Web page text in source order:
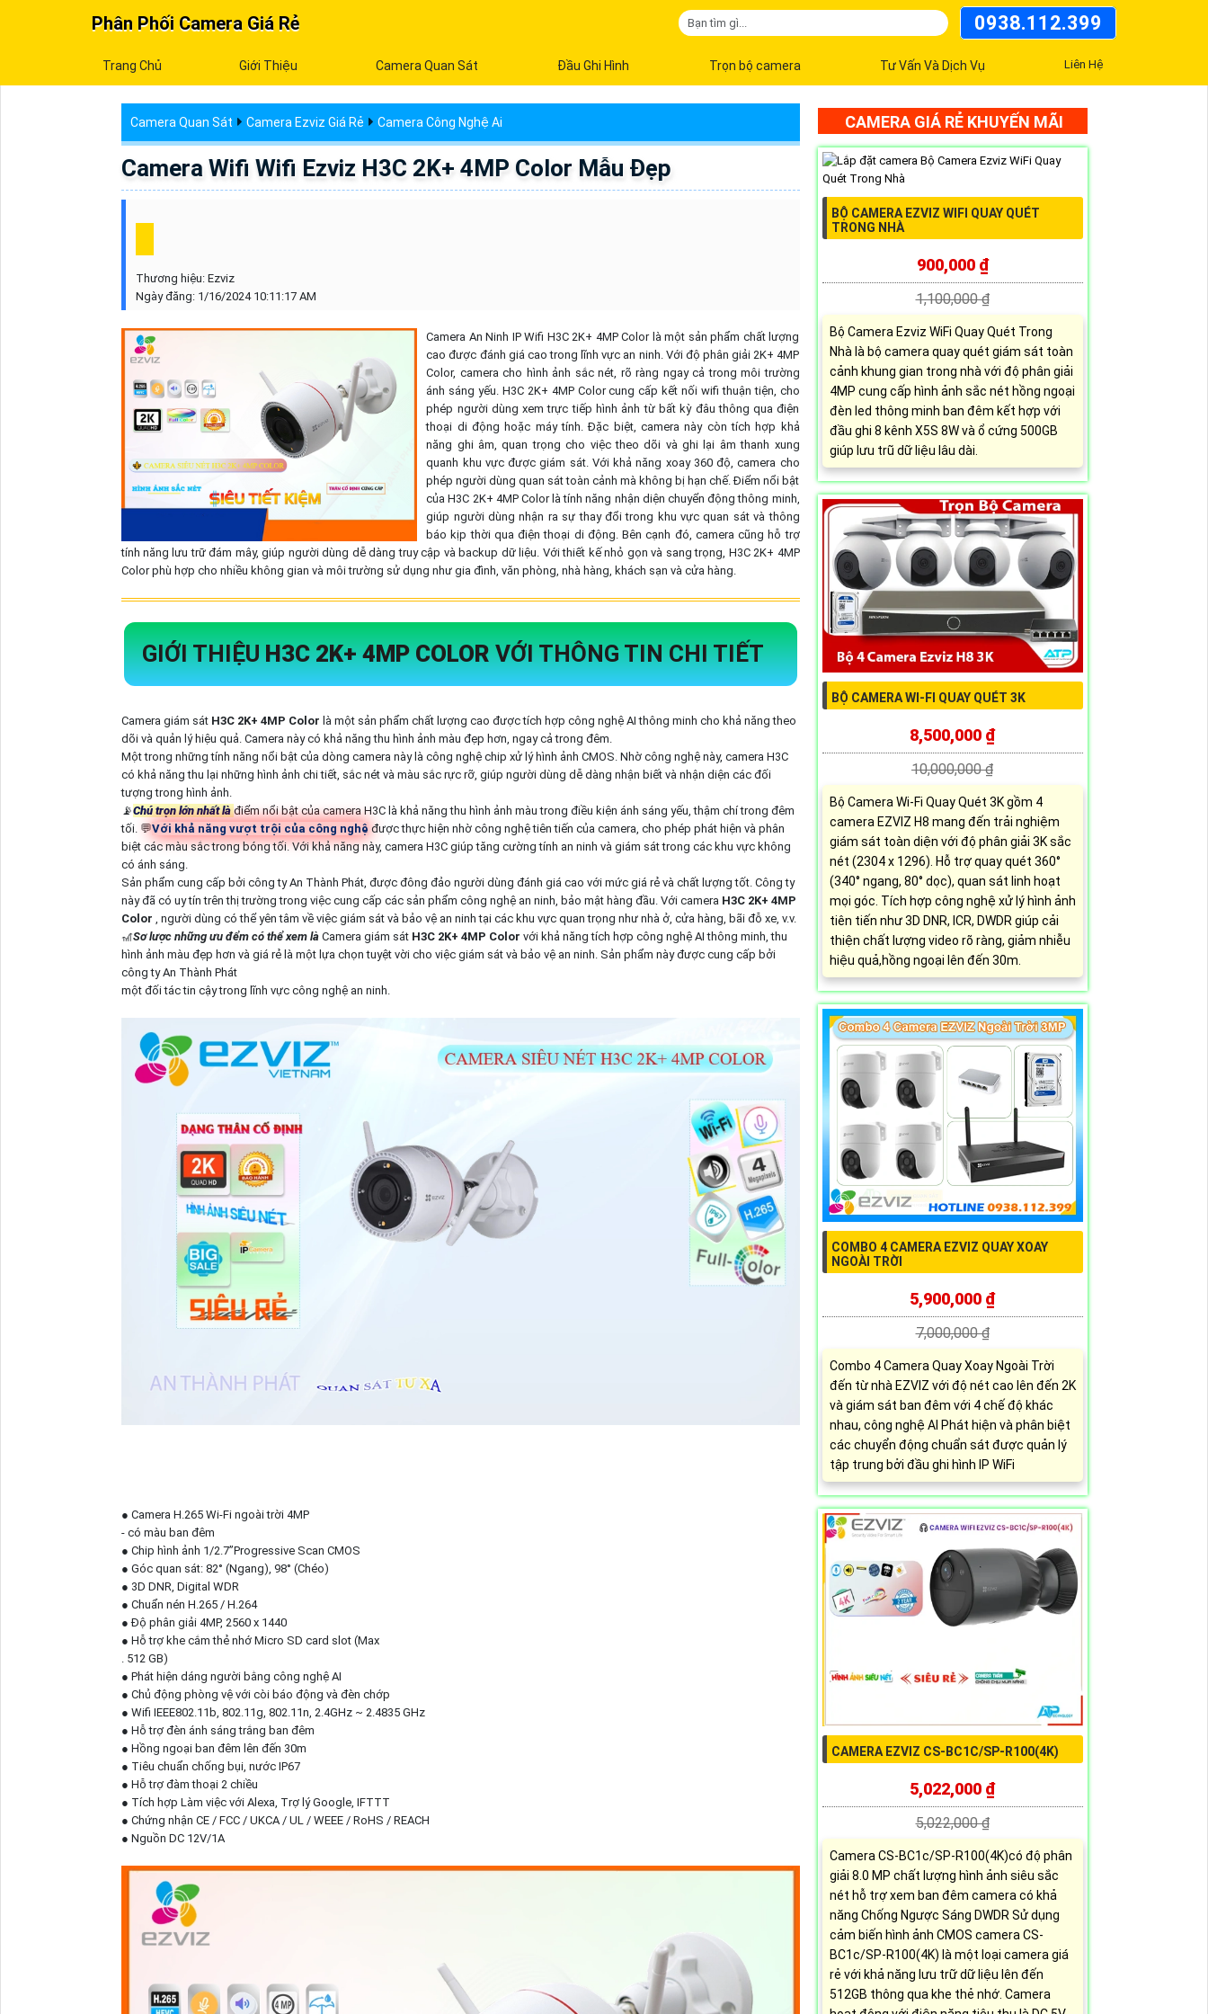
Phân Phối Camera Giá Rẻ 0938.112.399
Trang Chủ Giới Thiệu Camera Quan Sát Đầu Ghi Hình Trọn bộ camera Tư Vấn Và Dịch Vụ Liên Hệ
Camera Quan Sát Camera Ezviz Giá Rẻ Camera Công Nghệ Ai
Camera Wifi Wifi Ezviz H3C 2K+ 4MP Color Mẫu Đẹp
Thương hiệu: Ezviz
Ngày đăng: 1/16/2024 10:11:17 AM
Camera An Ninh IP Wifi H3C 2K+ 4MP Color là một sản phẩm chất lượng
cao được đánh giá cao trong lĩnh vực an ninh. Với độ phân giải 2K+ 4MP
Color, camera cho hình ảnh sắc nét, rõ ràng ngay cả trong môi trường
ánh sáng yếu. H3C 2K+ 4MP Color cung cấp kết nối wifi thuận tiện, cho
phép người dùng xem trực tiếp hình ảnh từ bất kỳ đâu thông qua điện
thoại di động hoặc máy tính. Đặc biệt, camera này còn tích hợp khả
năng ghi âm, quan trọng cho việc theo dõi và ghi lại âm thanh xung
quanh khu vực được giám sát. Với khả năng xoay 360 độ, camera cho
phép người dùng quan sát toàn cảnh mà không bị hạn chế. Điểm nổi bật
của H3C 2K+ 4MP Color là tính năng nhận diện chuyển động thông minh,
giúp người dùng nhận ra sự thay đổi trong khu vực quan sát và thông
báo kịp thời qua điện thoại di động. Bên cạnh đó, camera cũng hỗ trợ
tính năng lưu trữ đám mây, giúp người dùng dễ dàng truy cập và backup dữ liệu. Với thiết kế nhỏ gọn và sang trọng, H3C 2K+ 4MP
Color phù hợp cho nhiều không gian và môi trường sử dụng như gia đình, văn phòng, nhà hàng, khách sạn và cửa hàng.
GIỚI THIỆUH3C 2K+ 4MP COLORVỚI THÔNG TIN CHI TIẾT
Camera giám sát H3C 2K+ 4MP Color là một sản phẩm chất lượng cao được tích hợp công nghệ AI thông minh cho khả năng theo
dõi và quản lý hiệu quả. Camera này có khả năng thu hình ảnh màu đẹp hơn, ngay cả trong đêm.
Một trong những tính năng nổi bật của dòng camera này là công nghệ chip xử lý hình ảnh CMOS. Nhờ công nghệ này, camera H3C
có khả năng thu lại những hình ảnh chi tiết, sắc nét và màu sắc rực rỡ, giúp người dùng dễ dàng nhận biết và nhận diện các đối
tượng trong hình ảnh.
📡Chú trọn lớn nhất làđiểm nổi bật của camera H3C là khả năng thu hình ảnh màu trong điều kiện ánh sáng yếu, thậm chí trong đêm
tối. 💬Với khả năng vượt trội của công nghệ được thực hiện nhờ công nghệ tiên tiến của camera, cho phép phát hiện và phân
biệt các màu sắc trong bóng tối. Với khả năng này, camera H3C giúp tăng cường tính an ninh và giám sát trong các khu vực không
có ánh sáng.
Sản phẩm cung cấp bởi công ty An Thành Phát, được đông đảo người dùng đánh giá cao với mức giá rẻ và chất lượng tốt. Công ty
này đã có uy tín trên thị trường trong việc cung cấp các sản phẩm công nghệ an ninh, bảo mật hàng đầu. Với camera H3C 2K+ 4MP
Color , người dùng có thể yên tâm về việc giám sát và bảo vệ an ninh tại các khu vực quan trọng như nhà ở, cửa hàng, bãi đỗ xe, v.v.
🎢Sơ lược những ưu đểm có thể xem là Camera giám sát H3C 2K+ 4MP Color với khả năng tích hợp công nghệ AI thông minh, thu
hình ảnh màu đẹp hơn và giá rẻ là một lựa chọn tuyệt vời cho việc giám sát và bảo vệ an ninh. Sản phẩm này được cung cấp bởi
công ty An Thành Phát
một đối tác tin cậy trong lĩnh vực công nghệ an ninh.
● Camera H.265 Wi-Fi ngoài trời 4MP
- có màu ban đêm
● Chip hình ảnh 1/2.7”Progressive Scan CMOS
● Góc quan sát: 82° (Ngang), 98° (Chéo)
● 3D DNR, Digital WDR
● Chuẩn nén H.265 / H.264
● Độ phân giải 4MP, 2560 x 1440
● Hỗ trợ khe cắm thẻ nhớ Micro SD card slot (Max
. 512 GB)
● Phát hiện dáng người bằng công nghệ AI
● Chủ động phòng vệ với còi báo động và đèn chớp
● Wifi IEEE802.11b, 802.11g, 802.11n, 2.4GHz ~ 2.4835 GHz
● Hỗ trợ đèn ánh sáng trắng ban đêm
● Hồng ngoại ban đêm lên đến 30m
● Tiêu chuẩn chống bụi, nước IP67
● Hỗ trợ đàm thoại 2 chiều
● Tích hợp Làm việc với Alexa, Trợ lý Google, IFTTT
● Chứng nhận CE / FCC / UKCA / UL / WEEE / RoHS / REACH
● Nguồn DC 12V/1A
CAMERA GIÁ RẺ KHUYẾN MÃI
BỘ CAMERA EZVIZ WIFI QUAY QUÉT
TRONG NHÀ
900,000 ₫
1,100,000 ₫
Bộ Camera Ezviz WiFi Quay Quét Trong
Nhà là bộ camera quay quét giám sát toàn
cảnh khung gian trong nhà với độ phân giải
4MP cung cấp hình ảnh sắc nét hồng ngoại
đèn led thông minh ban đêm kết hợp với
đầu ghi 8 kênh X5S 8W và ổ cứng 500GB
giúp lưu trũ dữ liệu lâu dài.
BỘ CAMERA WI-FI QUAY QUÉT 3K
8,500,000 ₫
10,000,000 ₫
Bộ Camera Wi-Fi Quay Quét 3K gồm 4
camera EZVIZ H8 mang đến trải nghiệm
giám sát toàn diện với độ phân giải 3K sắc
nét (2304 x 1296). Hỗ trợ quay quét 360°
(340° ngang, 80° dọc), quan sát linh hoạt
mọi góc. Tích hợp công nghệ xử lý hình ảnh
tiên tiến như 3D DNR, ICR, DWDR giúp cải
thiện chất lượng video rõ ràng, giảm nhiễu
hiệu quả,hồng ngoại lên đến 30m.
COMBO 4 CAMERA EZVIZ QUAY XOAY
NGOÀI TRỜI
5,900,000 ₫
7,000,000 ₫
Combo 4 Camera Quay Xoay Ngoài Trời
đến từ nhà EZVIZ với độ nét cao lên đến 2K
và giám sát ban đêm với 4 chế độ khác
nhau, công nghệ AI Phát hiện và phân biệt
các chuyển động chuẩn sát được quản lý
tập trung bởi đầu ghi hình IP WiFi
CAMERA EZVIZ CS-BC1C/SP-R100(4K)
5,022,000 ₫
5,022,000 ₫
Camera CS-BC1c/SP-R100(4K)có độ phân
giải 8.0 MP chất lượng hình ảnh siêu sắc
nét hỗ trợ xem ban đêm camera có khả
năng Chống Ngược Sáng DWDR Sử dụng
cảm biến hình ảnh CMOS camera CS-
BC1c/SP-R100(4K) là một loại camera giá
rẻ với khả năng lưu trữ dữ liệu lên đến
512GB thông qua khe thẻ nhớ. Camera